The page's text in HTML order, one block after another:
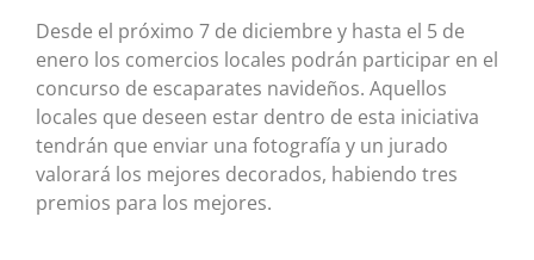
Desde el próximo 7 de diciembre y hasta el 5 de
enero los comercios locales podrán participar en el
concurso de escaparates navideños. Aquellos
locales que deseen estar dentro de esta iniciativa
tendrán que enviar una fotografía y un jurado
valorará los mejores decorados, habiendo tres
premios para los mejores.